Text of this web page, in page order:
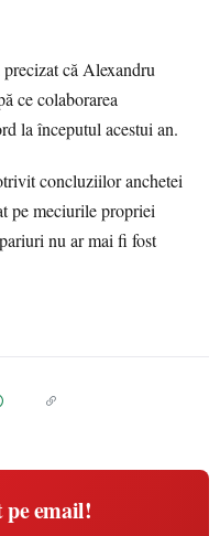
că Alexandru
ce colaborarea
la începutul acestui an.
concluziilor anchetei
pe meciurile propriei
nu ar mai fi fost
email!